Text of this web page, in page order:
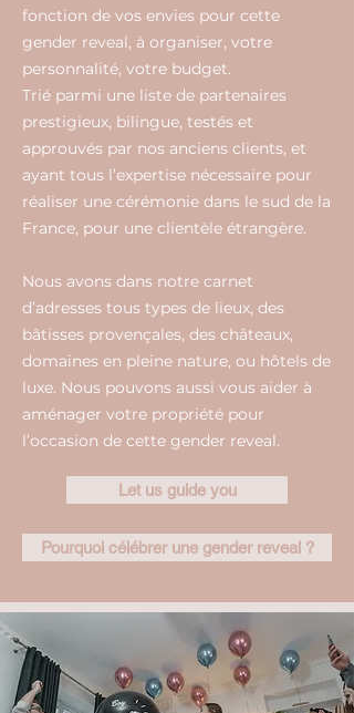
fonction de vos envies pour cette
gender reveal, à organiser, votre
personnalité, votre budget.
Trié parmi une liste de partenaires
prestigieux, bilingue, testés et
approuvés par nos anciens clients, et
ayant tous l’expertise nécessaire pour
réaliser une cérémonie dans le sud de la
France, pour une clientèle étrangère.
Nous avons dans notre carnet
d’adresses tous types de lieux, des
bâtisses provençales, des châteaux,
domaines en pleine nature, ou hôtels de
luxe. Nous pouvons aussi vous aider à
aménager votre propriété pour
l’occasion de cette gender reveal.
Let us guide you
Pourquoi célébrer une gender reveal ?